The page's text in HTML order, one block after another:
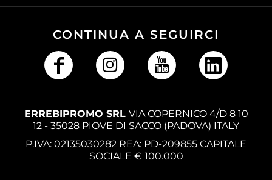
CONTINUA A SEGUIRCI
ERREBIPROMO SRL VIA COPERNICO 4/D 8 10
12 - 35028 PIOVE DI SACCO (PADOVA) ITALY
P.IVA: 02135030282 REA: PD-209855 CAPITALE
SOCIALE € 100.000